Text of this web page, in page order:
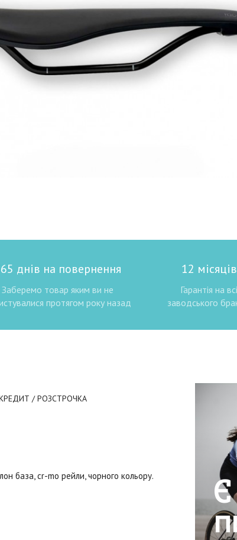
днів на повернення
Заберемо товар яким ви не
протягом року назад
12
Гарантія на
заводського
/ РОЗСТРОЧКА
база, cr-mo рейли, чорного кольору.
Є